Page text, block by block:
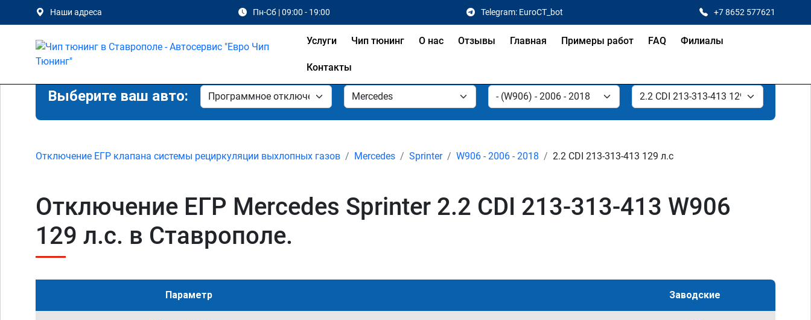
Наши адреса Пн-Сб | 09:00 - 19:00 Telegram: EuroCT_bot +7 8652 577621
Услуги Чип тюнинг О нас Отзывы Главная Примеры работ FAQ Филиалы
Контакты
Выберите ваш авто:
Отключение ЕГР клапана системы рециркуляции выхлопных газов Mercedes Sprinter W906 - 2006 - 2018 2.2 CDI 213-313-413 129 л.с
Отключение ЕГР Mercedes Sprinter 2.2 CDI 213-313-413 W906
129 л.с. в Ставрополе.
Параметр Заводские